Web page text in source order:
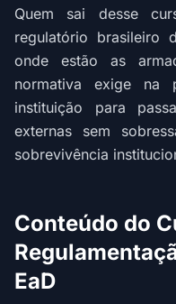
Quem sai desse
regulatório brasileiro
onde estão as
normativa exige na
instituição para
externas sem
sobrevivência
Conteúdo do
EaD